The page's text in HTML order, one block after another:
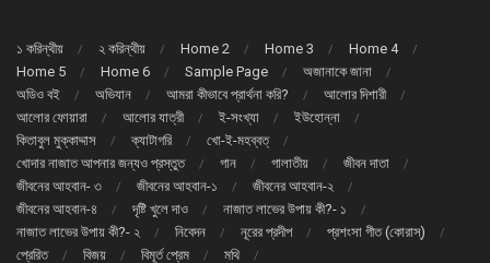
১ করিন্থীয় ২ করিন্থীয় Home 2 Home 3
Home 4
Home 5
Home 6 Sample Page
অজানাকে জানা
অডিও বই
অভিযান আমরা কীভাবে প্রার্থনা করি?
আলোর দিশারী
আলোর ফোয়ারা
আলোর যাত্রী ই-সংখ্যা
ইউহোন্না
কিতাবুল মুক্কাদ্দাস
ক্যাটাগরি
খো-ই-মহব্বত্
খোদার নাজাত আপনার জন্যও প্রস্তুত
গান গালাতীয়
জীবন দাতা
জীবনের আহবান- ৩
জীবনের আহবান-১
জীবনের আহবান-২
জীবনের আহবান-৪
দৃষ্টি খুলে দাও
নাজাত লাভের উপায় কী?- ১
নাজাত লাভের উপায় কী?- ২
নিবেদন নূরের প্রদীপ
প্রশংসা গীত (কোরাস্)
প্রেরিত
বিজয় বিমূর্ত প্রেম মথি